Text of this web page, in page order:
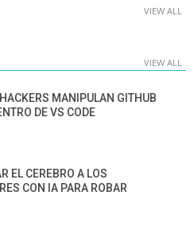
VIEW ALL
VIEW ALL
MANIPULAN GITHUB
DE VS CODE
EL CEREBRO A LOS
CON IA PARA ROBAR